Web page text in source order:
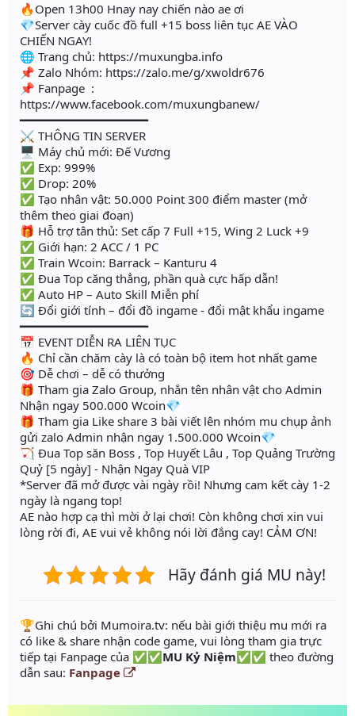
🔥Open 13h00 Hnay nay chiến nào ae ơi
💎Server cày cuốc đồ full +15 boss liên tục AE VÀO
CHIẾN NGAY!
🌐 Trang chủ: https://muxungba.info
📌 Zalo Nhóm: https://zalo.me/g/xwoldr676
📌 Fanpage :
https://www.facebook.com/muxungbanew/
━━━━━━━━━━━━━━━━━━
⚔️ THÔNG TIN SERVER
🖥 Máy chủ mới: Đế Vương
✅ Exp: 999%
✅ Drop: 20%
✅ Tạo nhân vật: 50.000 Point 300 điểm master (mở
thêm theo giai đoạn)
🎁 Hỗ trợ tân thủ: Set cấp 7 Full +15, Wing 2 Luck +9
✅ Giới hạn: 2 ACC / 1 PC
✅ Train Wcoin: Barrack – Kanturu 4
✅ Đua Top căng thẳng, phần quà cực hấp dẫn!
✅ Auto HP – Auto Skill Miễn phí
🔄 Đổi giới tính – đổi đồ ingame - đổi mật khẩu ingame
━━━━━━━━━━━━━━━━━━
📅 EVENT DIỄN RA LIÊN TỤC
🔥 Chỉ cần chăm cày là có toàn bộ item hot nhất game
🎯 Dễ chơi – dễ có thưởng
🎁 Tham gia Zalo Group, nhắn tên nhân vật cho Admin
Nhận ngay 500.000 Wcoin💎
🎁 Tham gia Like share 3 bài viết lên nhóm mu chụp ảnh
gửi zalo Admin nhận ngay 1.500.000 Wcoin💎
🏹 Đua Top săn Boss , Top Huyết Lâu , Top Quảng Trường
Quỷ [5 ngày] - Nhận Ngay Quà VIP
*Server đã mở được vài ngày rồi! Nhưng cam kết cày 1-2
ngày là ngang top!
AE nào hợp cạ thì mời ở lại chơi! Còn không chơi xin vui
lòng rời đi, AE vui vẻ không nói lời đắng cay! CẢM ƠN!
Hãy đánh giá MU này!
️🏆Ghi chú bởi Mumoira.tv: nếu bài giới thiệu mu mới ra
có like & share nhận code game, vui lòng tham gia trực
tiếp tại Fanpage của ✅✅MU Kỷ Niệm✅✅ theo đường
dẫn sau: Fanpage